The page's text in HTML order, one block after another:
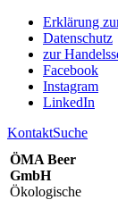
Erklärung
Datenschutz
zur
Facebook
Instagram
LinkedIn
KontaktSuche
ÖMA Beer
GmbH
Ökologische